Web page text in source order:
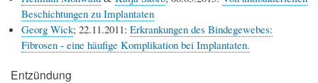
Beschichtungen zu Implantaten
Georg Wick; 22.11.2011: Erkrankungen des Bindegewebes:
Fibrosen - eine häufige Komplikation bei Implantaten.
Entzündung